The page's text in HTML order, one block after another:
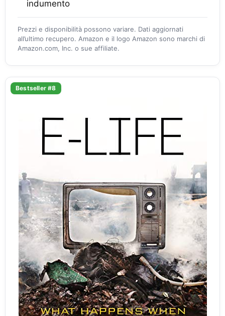
indumento
Prezzi e disponibilità possono variare. Dati aggiornati
all’ultimo recupero. Amazon e il logo Amazon sono marchi di
Amazon.com, Inc. o sue affiliate.
Bestseller #8